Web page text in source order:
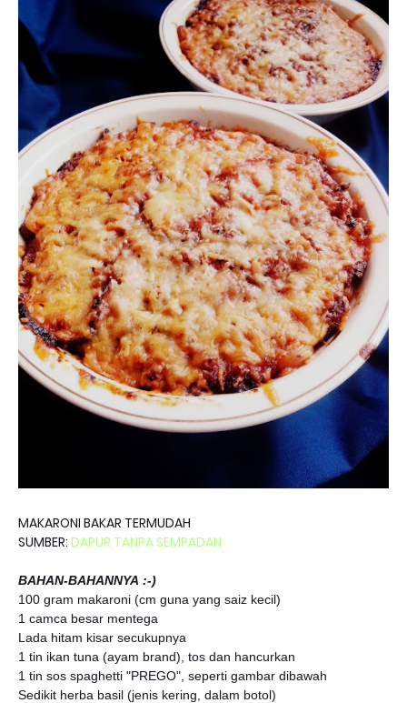
MAKARONI BAKAR TERMUDAH
SUMBER: DAPUR TANPA SEMPADAN
BAHAN-BAHANNYA :-)
100 gram makaroni (cm guna yang saiz kecil)
1 camca besar mentega
Lada hitam kisar secukupnya
1 tin ikan tuna (ayam brand), tos dan hancurkan
1 tin sos spaghetti "PREGO", seperti gambar dibawah
Sedikit herba basil (jenis kering, dalam botol)